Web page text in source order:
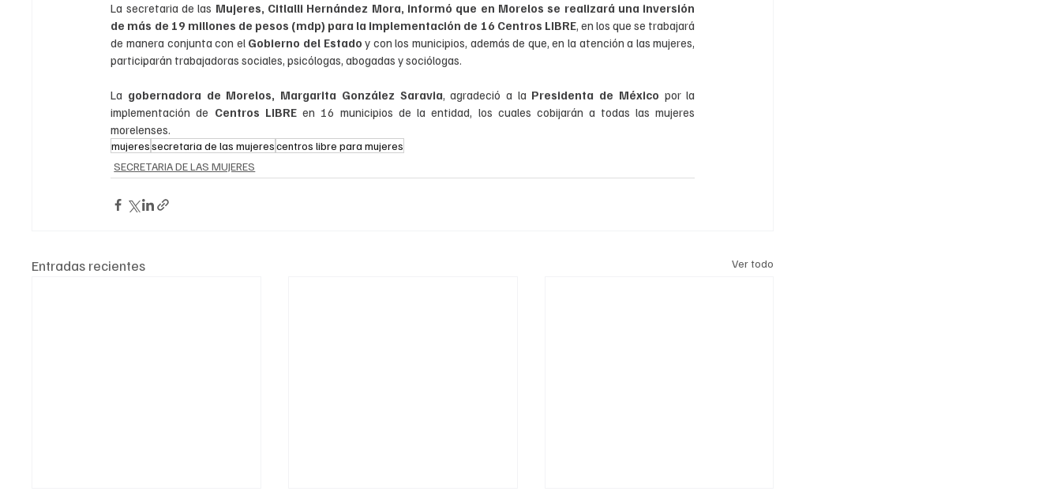
La secretaria de las Mujeres, Citlalli Hernández Mora, informó que en Morelos se realizará una inversión
de más de 19 millones de pesos (mdp) para la implementación de 16 Centros LIBRE, en los que se trabajará
de manera conjunta con el Gobierno del Estado y con los municipios, además de que, en la atención a las mujeres,
participarán trabajadoras sociales, psicólogas, abogadas y sociólogas.
La gobernadora de Morelos, Margarita González Saravia, agradeció a la Presidenta de México por la
implementación de Centros LIBRE en 16 municipios de la entidad, los cuales cobijarán a todas las mujeres
morelenses.
mujeressecretaria de las mujerescentros libre para mujeres
SECRETARIA DE LAS MUJERES
Entradas recientes Ver todo